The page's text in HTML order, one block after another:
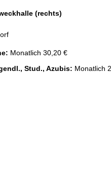
(rechts)
Monatlich 30,20 €
Stud., Azubis: Monatlich